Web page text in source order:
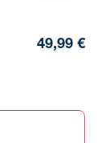
49,99 €